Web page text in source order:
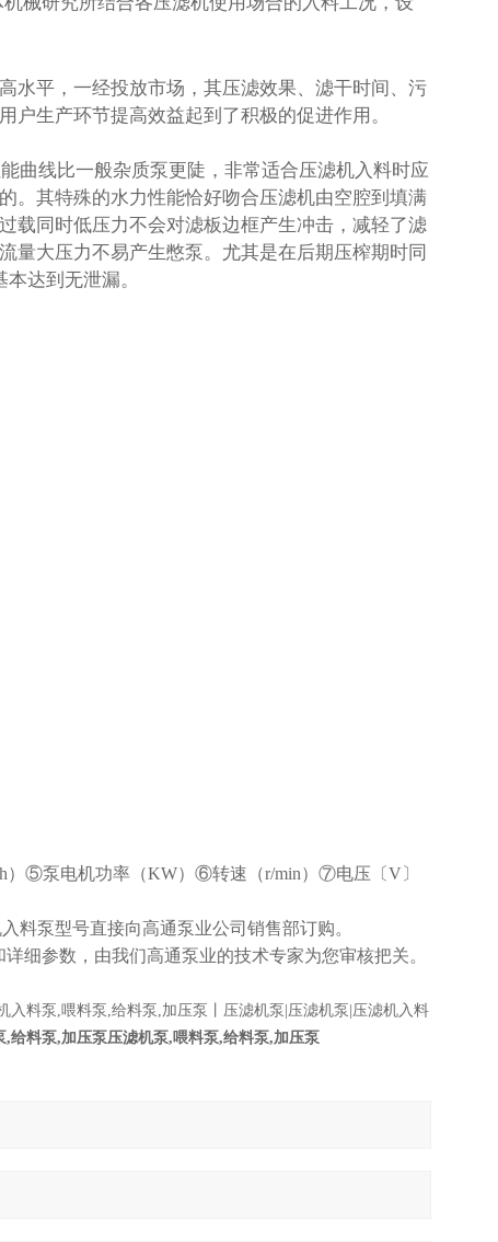
水平，一经投放市场，其压滤效果、滤干时间、污
户生产环节提高效益起到了积极的促进作用。
曲线比一般杂质泵更陡，非常适合压滤机入料时应
。其特殊的水力性能恰好吻合压滤机由空腔到填满
载同时低压力不会对滤板边框产生冲击，减轻了滤
量大压力不易产生憋泵。尤其是在后期压榨期时同
达到无泄漏。
⑤泵电机功率（KW）⑥转速（r/min）⑦电压〔V〕
料泵型号直接向高通泵业公司销售部订购。
细参数，由我们高通泵业的技术专家为您审核把关。
料泵,喂料泵,给料泵,加压泵丨压滤机泵|压滤机泵|压滤机入料
,给料泵,加压泵压滤机泵,喂料泵,给料泵,加压泵